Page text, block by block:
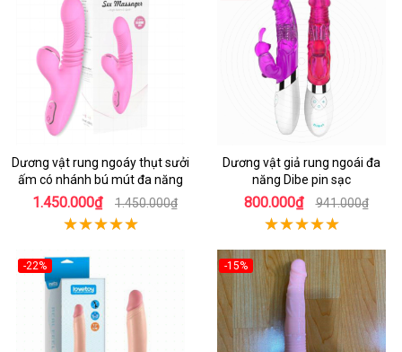
Dương vật rung ngoáy thụt sưởi
ấm có nhánh bú mút đa năng
1.450.000₫ 1.450.000₫
Dương vật giả rung ngoái đa
năng Dibe pin sạc
800.000₫ 941.000₫
-22% -15%